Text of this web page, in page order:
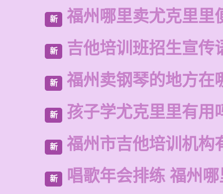
新 福州哪里卖尤克里里
新 吉他培训班招生宣传
新 福州卖钢琴的地方在
新 孩子学尤克里里有用
新 福州市吉他培训机构
新 唱歌年会排练 福州